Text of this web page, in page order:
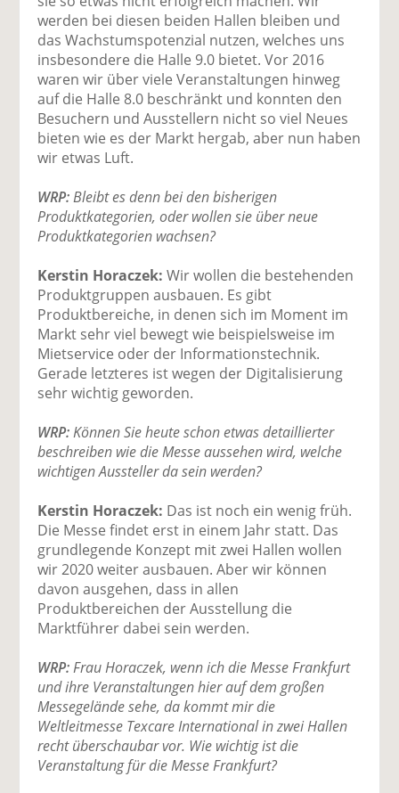
werden bei diesen beiden Hallen bleiben und
das Wachstumspotenzial nutzen, welches uns
insbesondere die Halle 9.0 bietet. Vor 2016
waren wir über viele Veranstaltungen hinweg
auf die Halle 8.0 beschränkt und konnten den
Besuchern und Ausstellern nicht so viel Neues
bieten wie es der Markt hergab, aber nun haben
wir etwas Luft.
WRP:Bleibt es denn bei den bisherigen
Produktkategorien, oder wollen sie über neue
Produktkategorien wachsen?
Kerstin Horaczek: Wir wollen die bestehenden
Produktgruppen ausbauen. Es gibt
Produktbereiche, in denen sich im Moment im
Markt sehr viel bewegt wie beispielsweise im
Mietservice oder der Informationstechnik.
Gerade letzteres ist wegen der Digitalisierung
sehr wichtig geworden.
WRP:Können Sie heute schon etwas detaillierter
beschreiben wie die Messe aussehen wird, welche
wichtigen Aussteller da sein werden?
Kerstin Horaczek: Das ist noch ein wenig früh.
Die Messe findet erst in einem Jahr statt. Das
grundlegende Konzept mit zwei Hallen wollen
wir 2020 weiter ausbauen. Aber wir können
davon ausgehen, dass in allen
Produktbereichen der Ausstellung die
Marktführer dabei sein werden.
WRP:Frau Horaczek, wenn ich die Messe Frankfurt
und ihre Veranstaltungen hier auf dem großen
Messegelände sehe, da kommt mir die
Weltleitmesse Texcare International in zwei Hallen
recht überschaubar vor. Wie wichtig ist die
Veranstaltung für die Messe Frankfurt?